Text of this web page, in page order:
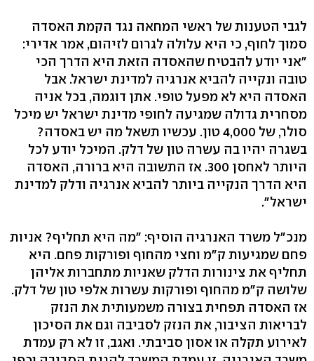
לגבי הטענות של ראשי המחאה נגד הקמת האסדה
סמוך לחוף, כי היא עלולה לגרום לזיהום, אמר אדירי:
"אני יודע להבטיח שהאסדה הזאת היא הדרך הכי
טובה ונקייה להביא אנרגיה למדינת ישראל. אבל
האסדה היא לא מפעל טופי. אתן דוגמה, בכל אניה
מסחרית גדולה שמגיעה לחופי מדינת ישראל יש מיכל
סולר, של 4,000 טון. עכשיו תשאל מה יש באסדה?
בשגרה יהיו בה עשרה טון של דלק. המיכל יודע לכל
היותר לאחסן 300. אז התשובה היא ברורה, האסדה
היא הדרך הנקייה ביותר להביא אנרגיה ודלק למדינת
ישראל".
מנכ"ל משרד האנרגיה הוסיף: "מה היא תחליף? אניות
פחם שמגיעות ק"מ וחצי מהחוף ופורקות פחם. היא
תחליף את צינורות הדלק שאניות מתחברות אליהן
שלושה ק"מ מהחוף ופורקות עשרות אלפי טון של דלק.
אז האסדה תפחית בצורה משמעותית את הנזק
לבריאות הציבור, את הנזק לסביבה וגם את הסיכון
לאירוע תקלה או אסון סביבתי. ואגב, זו לא רק עמדת